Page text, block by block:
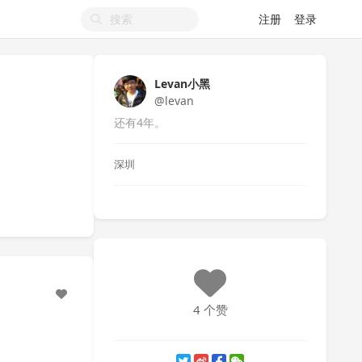
注册 登录
Levan小黑
@levan
还有4年。
深圳
4 个赞